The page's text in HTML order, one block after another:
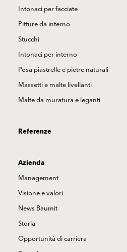
Intonaci per facciate
Pitture da interno
Stucchi
Intonaci per interno
Posa piastrelle e pietre naturali
Massetti e malte livellanti
Malte da muratura e leganti
Referenze
Azienda
Management
Visione e valori
News Baumit
Storia
Opportunità di carriera